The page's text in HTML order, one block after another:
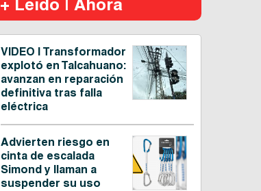
+ Leído | Ahora
VIDEO | Transformador
explotó en Talcahuano:
avanzan en reparación
definitiva tras falla
eléctrica
Advierten riesgo en
cinta de escalada
Simond y llaman a
suspender su uso